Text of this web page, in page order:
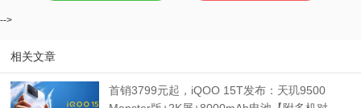
-->
相关文章
首销3799元起，iQOO 15T发布：天玑9500